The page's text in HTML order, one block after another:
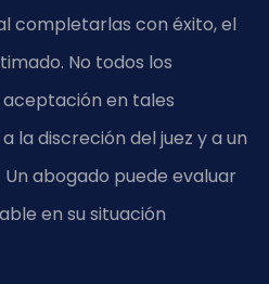
completarlas con éxito, el
No todos los
en tales
la discreción del juez y a un
abogado puede evaluar
en su situación